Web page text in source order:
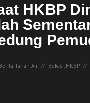
HKBP
Tanah Air // Bekasi HKBP //